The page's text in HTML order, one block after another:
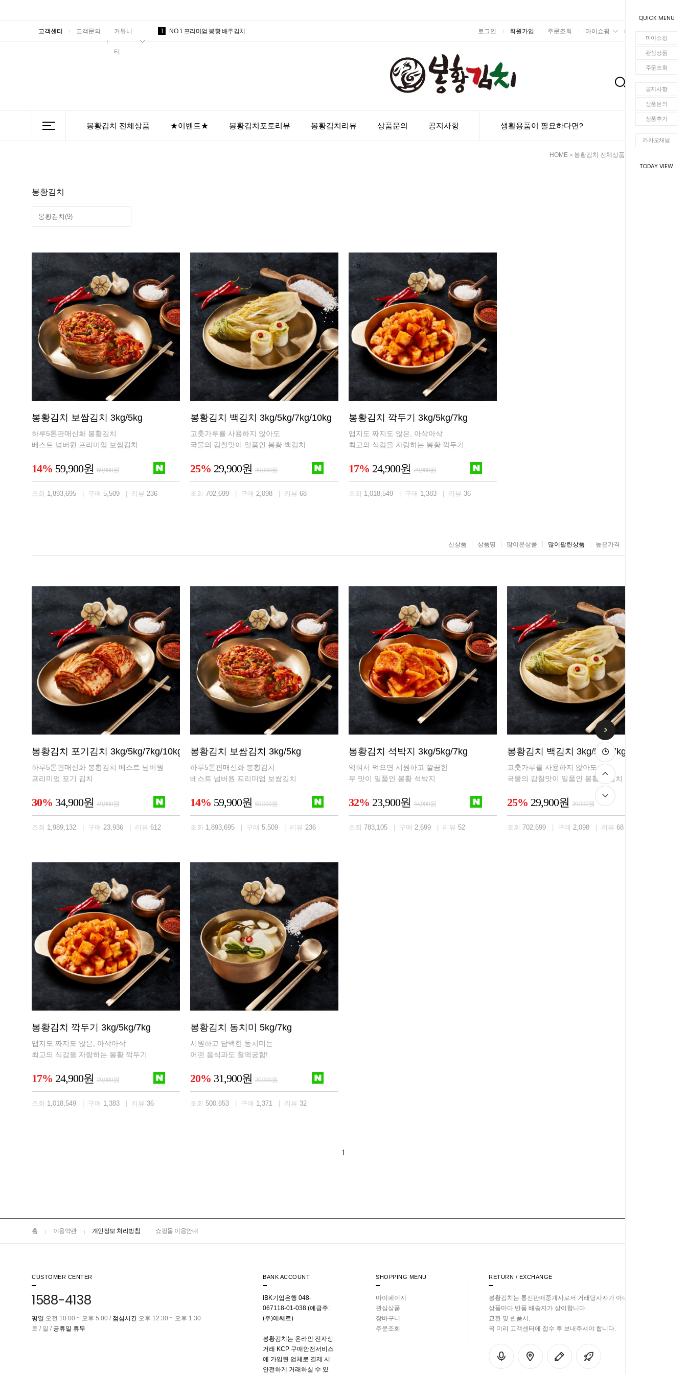
QUICK MENU
마이쇼핑
관심상품
주문조회
공지사항
상품문의
상품후기
카카오채널
TODAY VIEW
고객센터 고객문의 커뮤니
티
1 NO.1 프리미엄 봉황 배추김치 로그인 회원가입 주문조회 마이쇼핑
봉황김치 전체상품 ★이벤트★ 봉황김치포토리뷰 봉황김치리뷰 상품문의 공지사항 생활용품이 필요하다면?
HOME > 봉황김치 전체상품
봉황김치
봉황김치(9)
1
봉황김치 보쌈김치 3kg/5kg
하루5톤판매신화 봉황김치
베스트 넘버원 프리미엄 보쌈김치
14% 59,900원 69,900원
조회 1,893,695 | 구매 5,509 | 리뷰 236
2
봉황김치 백김치 3kg/5kg/7kg/10kg
고춧가루를 사용하지 않아도
국물의 감칠맛이 일품인 봉황 백김치
25% 29,900원 39,900원
조회 702,699 | 구매 2,098 | 리뷰 68
3
봉황김치 깍두기 3kg/5kg/7kg
맵지도 짜지도 않은, 아삭아삭
최고의 식감을 자랑하는 봉황 깍두기
17% 24,900원 29,900원
조회 1,018,549 | 구매 1,383 | 리뷰 36
신상품 상품명 많이본상품 많이팔린상품 높은가격
봉황김치 포기김치 3kg/5kg/7kg/10kg
하루5톤판매신화 봉황김치 베스트 넘버원
프리미엄 포기 김치
30% 34,900원 49,900원
조회 1,989,132 | 구매 23,936 | 리뷰 612
봉황김치 보쌈김치 3kg/5kg
하루5톤판매신화 봉황김치
베스트 넘버원 프리미엄 보쌈김치
14% 59,900원 69,900원
조회 1,893,695 | 구매 5,509 | 리뷰 236
봉황김치 석박지 3kg/5kg/7kg
익혀서 먹으면 시원하고 깔끔한
무 맛이 일품인 봉황 석박지
32% 23,900원 34,900원
조회 783,105 | 구매 2,699 | 리뷰 52
봉황김치 백김치 3kg/5kg/7kg/10kg
고춧가루를 사용하지 않아도
국물의 감칠맛이 일품인 봉황 백김치
25% 29,900원 39,900원
조회 702,699 | 구매 2,098 | 리뷰 68
봉황김치 깍두기 3kg/5kg/7kg
맵지도 짜지도 않은, 아삭아삭
최고의 식감을 자랑하는 봉황 깍두기
17% 24,900원 29,900원
조회 1,018,549 | 구매 1,383 | 리뷰 36
봉황김치 동치미 5kg/7kg
시원하고 담백한 동치미는
어떤 음식과도 찰떡궁합!
20% 31,900원 39,900원
조회 500,653 | 구매 1,371 | 리뷰 32
1
홈 이용약관 개인정보 처리방침 쇼핑몰 이용안내
CUSTOMER CENTER
1588-4138
평일 오전 10:00 ~ 오후 5:00 / 점심시간 오후 12:30 ~ 오후 1:30
토 / 일 / 공휴일 휴무
BANK ACCOUNT
IBK기업은행 048-
067118-01-038 (예금주:
(주)에쎄르)
봉황김치는 온라인 전자상
거래 KCP 구매안전서비스
에 가입된 업체로 결제 시
안전하게 거래하실 수 있
SHOPPING MENU
마이페이지
관심상품
장바구니
주문조회
RETURN / EXCHANGE
봉황김치는 통신판매중개사로서 거래당사자가 아니기에
상품마다 반품 배송지가 상이합니다.
교환 및 반품시,
꼭 미리 고객센터에 접수 후 보내주셔야 합니다.